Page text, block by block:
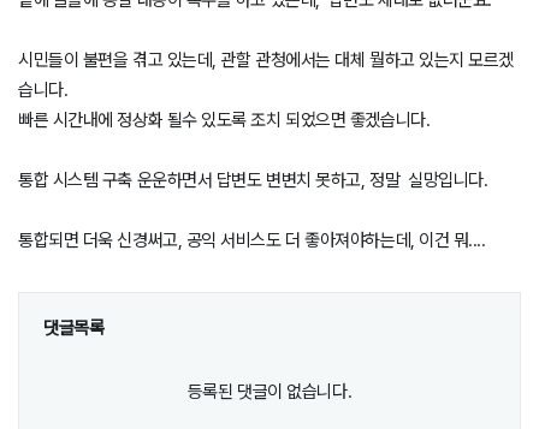
시민들이 불편을 겪고 있는데, 관할 관청에서는 대체 뭘하고 있는지 모르겠
습니다.
빠른 시간내에 정상화 될수 있도록 조치 되었으면 좋겠습니다.
통합 시스템 구축 운운하면서 답변도 변변치 못하고, 정말 실망입니다.
통합되면 더욱 신경써고, 공익 서비스도 더 좋아져야하는데, 이건 뭐....
댓글목록
등록된 댓글이 없습니다.